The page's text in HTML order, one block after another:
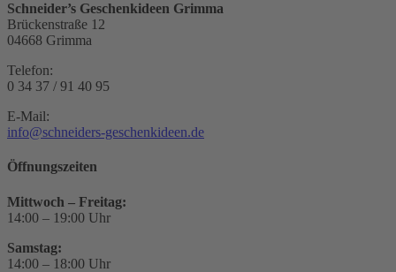
Schneider’s Geschenkideen Grimma
Brückenstraße 12
04668 Grimma
Telefon:
0 34 37 / 91 40 95
E-Mail:
info@schneiders-geschenkideen.de
Öffnungszeiten
Mittwoch – Freitag:
14:00 – 19:00 Uhr
Samstag:
14:00 – 18:00 Uhr